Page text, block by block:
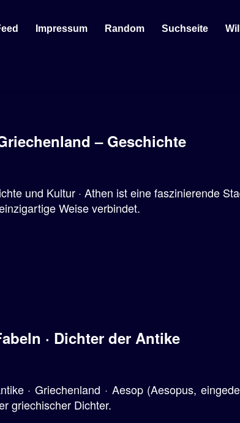
Impressum Random Suchseite
– Geschichte
und Kultur · Athen ist eine faszinierende
Weise verbindet.
· Dichter der Antike
· Griechenland · Aesop (Aesopus,
griechischer Dichter.